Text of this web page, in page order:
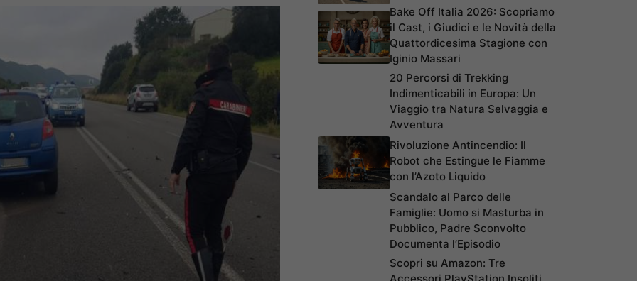
Bake Off Italia 2026: Scopriamo
il Cast, i Giudici e le Novità della
Quattordicesima Stagione con
Iginio Massari
20 Percorsi di Trekking
Indimenticabili in Europa: Un
Viaggio tra Natura Selvaggia e
Avventura
Rivoluzione Antincendio: Il
Robot che Estingue le Fiamme
con l’Azoto Liquido
Scandalo al Parco delle
Famiglie: Uomo si Masturba in
Pubblico, Padre Sconvolto
Documenta l’Episodio
Scopri su Amazon: Tre
Accessori PlayStation Insoliti